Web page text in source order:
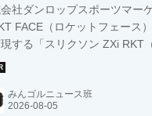
社ダンロップスポーツマー
FACE（ロケットフェース
する「スリクソン ZXi RKT
ウッドとハイブリッドを、
みんゴルニュース班